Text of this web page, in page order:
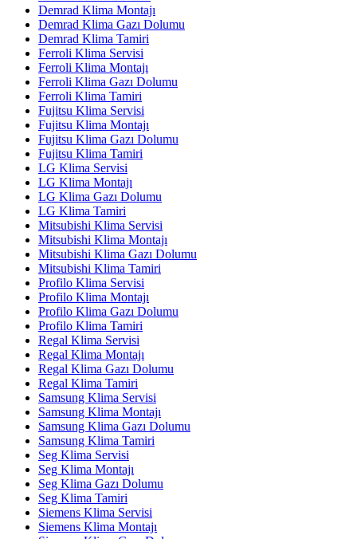
Demrad Klima Montajı
Demrad Klima Gazı Dolumu
Demrad Klima Tamiri
Ferroli Klima Servisi
Ferroli Klima Montajı
Ferroli Klima Gazı Dolumu
Ferroli Klima Tamiri
Fujitsu Klima Servisi
Fujitsu Klima Montajı
Fujitsu Klima Gazı Dolumu
Fujitsu Klima Tamiri
LG Klima Servisi
LG Klima Montajı
LG Klima Gazı Dolumu
LG Klima Tamiri
Mitsubishi Klima Servisi
Mitsubishi Klima Montajı
Mitsubishi Klima Gazı Dolumu
Mitsubishi Klima Tamiri
Profilo Klima Servisi
Profilo Klima Montajı
Profilo Klima Gazı Dolumu
Profilo Klima Tamiri
Regal Klima Servisi
Regal Klima Montajı
Regal Klima Gazı Dolumu
Regal Klima Tamiri
Samsung Klima Servisi
Samsung Klima Montajı
Samsung Klima Gazı Dolumu
Samsung Klima Tamiri
Seg Klima Servisi
Seg Klima Montajı
Seg Klima Gazı Dolumu
Seg Klima Tamiri
Siemens Klima Servisi
Siemens Klima Montajı